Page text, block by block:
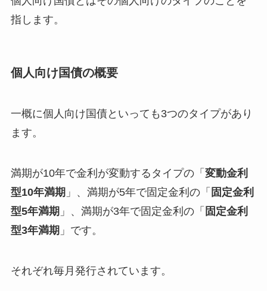
指します。
個人向け国債の概要
一概に個人向け国債といっても3つのタイプがあり
ます。
満期が10年で金利が変動するタイプの「 変動金利
型10年満期 」、満期が5年で固定金利の「 固定金利
型5年満期 」、満期が3年で固定金利の「 固定金利
型3年満期 」です。
それぞれ毎月発行されています。